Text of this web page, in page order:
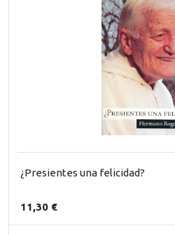
¿Presientes una felicidad?
11,30 €